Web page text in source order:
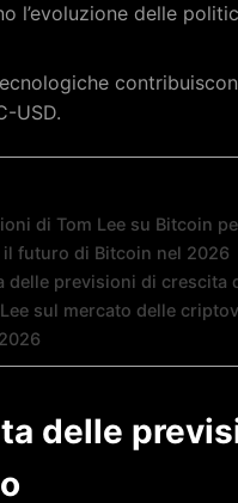
l’evoluzione delle
USD.
di Tom Lee su Bitcoin
futuro di Bitcoin nel 2026
delle previsioni di crescita
sul mercato delle
delle